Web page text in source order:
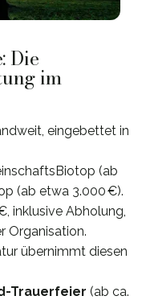
Die
im
eingebettet in
(ab
(ab etwa 3.000 €).
inklusive Abholung,
Organisation.
übernimmt diesen
Trauerfeier (ab ca.